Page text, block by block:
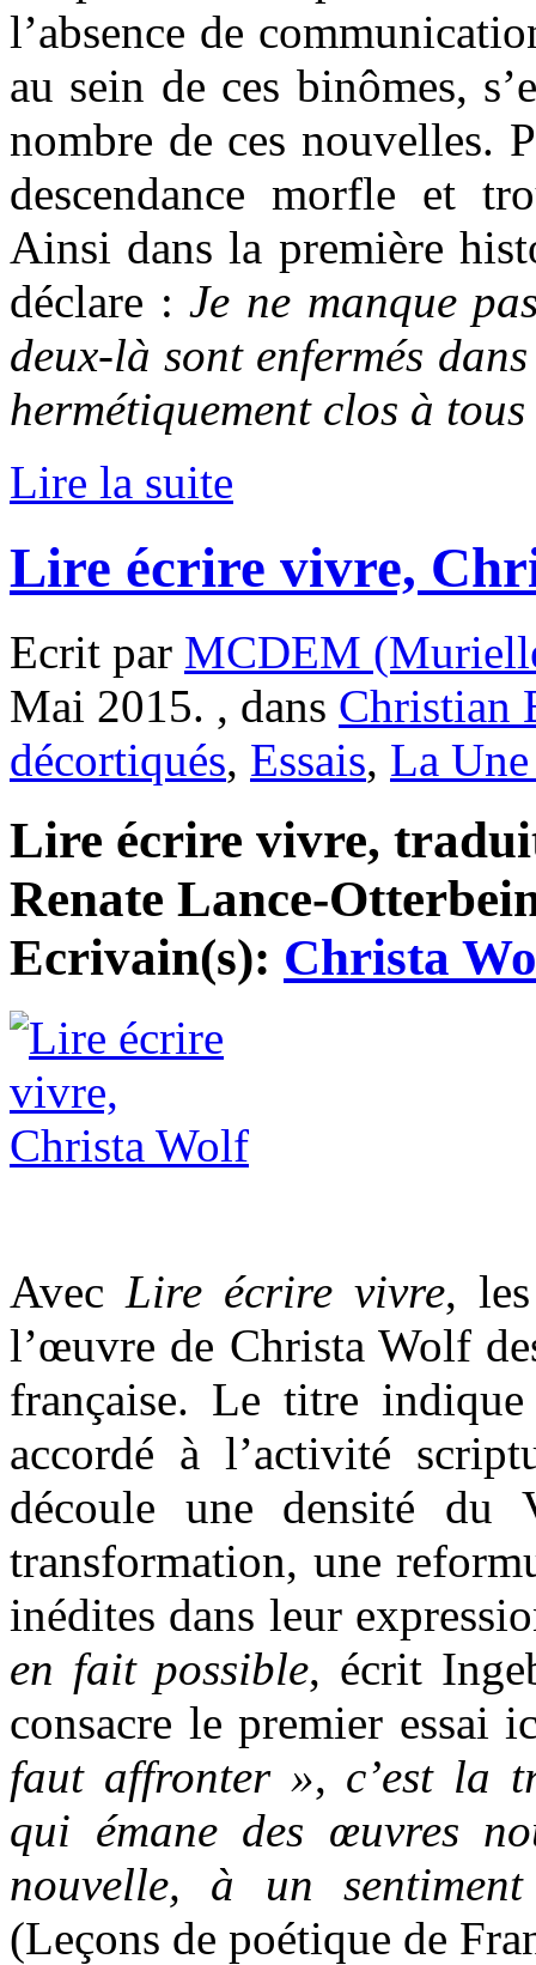
l’absence de
au sein de ces binômes,
nombre de ces nouvelles.
descendance morfle et
Ainsi dans la première
déclare :Je ne manque
deux-là sont enfermés
hermétiquement clos à
Lire la suite
Lire écrire vivre,
Ecrit par MCDEM
Mai 2015. , dans Christian
décortiqués, Essais, La
Lire écrire vivre,
Renate Lance-
Ecrivain(s): Christa
Avec Lire écrire vivre,
l’œuvre de Christa Wolf
française. Le titre
accordé à l’activité
découle une densité du
transformation, une
inédites dans leur
en fait possible, écrit
consacre le premier
faut affronter », c’est la
qui émane des œuvres
nouvelle, à un
(Leçons de poétique de